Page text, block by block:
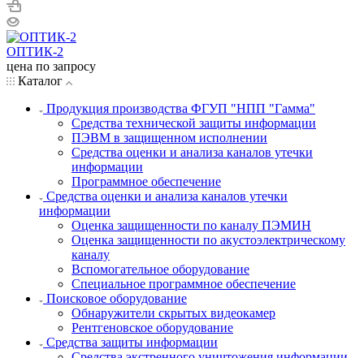
ОПТИК-2
цена по запросу
Каталог
Продукция производства ФГУП "НПП "Гамма"
Средства технической защиты информации
ПЭВМ в защищенном исполнении
Средства оценки и анализа каналов утечки
информации
Программное обеспечение
Средства оценки и анализа каналов утечки
информации
Оценка защищенности по каналу ПЭМИН
Оценка защищенности по акустоэлектрическому
каналу
Вспомогательное оборудование
Специальное программное обеспечение
Поисковое оборудование
Обнаружители скрытых видеокамер
Рентгеновское оборудование
Средства защиты информации